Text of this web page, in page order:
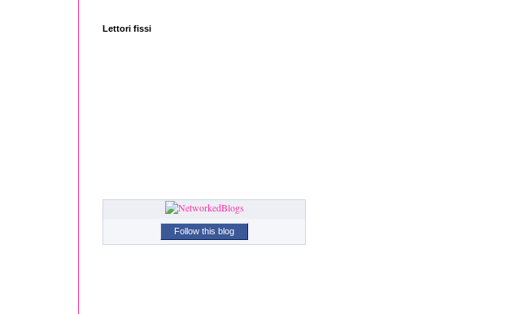
Lettori fissi
Follow this blog